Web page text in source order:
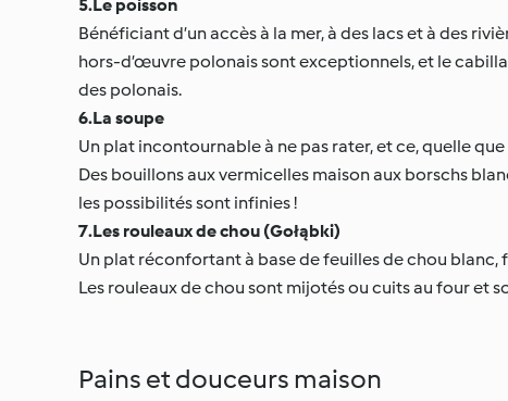
5.Le poisson
Bénéficiant d’un accès à la mer, à des lacs et à des
hors-d’œuvre polonais sont exceptionnels, et le
des polonais.
6.La soupe
Un plat incontournable à ne pas rater, et ce, quelle
Des bouillons aux vermicelles maison aux borschs
les possibilités sont infinies !
7.Les rouleaux de chou (Gołąbki)
Un plat réconfortant à base de feuilles de chou blanc,
Les rouleaux de chou sont mijotés ou cuits au four et
Pains et douceurs maison